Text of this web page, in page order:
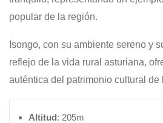
popular de la región.
Isongo, con su ambiente sereno y
reflejo de la vida rural asturiana,
auténtica del patrimonio cultural de
Altitud: 205m